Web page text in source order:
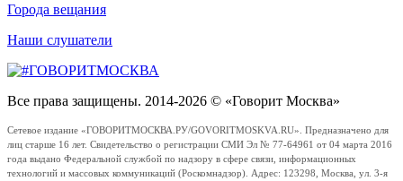
Города вещания
Наши слушатели
Все права защищены. 2014-2026 © «Говорит Москва»
Сетевое издание «ГОВОРИТМОСКВА.РУ/GOVORITMOSKVA.RU». Предназначено для
лиц старше 16 лет. Свидетельство о регистрации СМИ Эл № 77-64961 от 04 марта 2016
года выдано Федеральной службой по надзору в сфере связи, информационных
технологий и массовых коммуникаций (Роскомнадзор). Адрес: 123298, Москва, ул. 3-я